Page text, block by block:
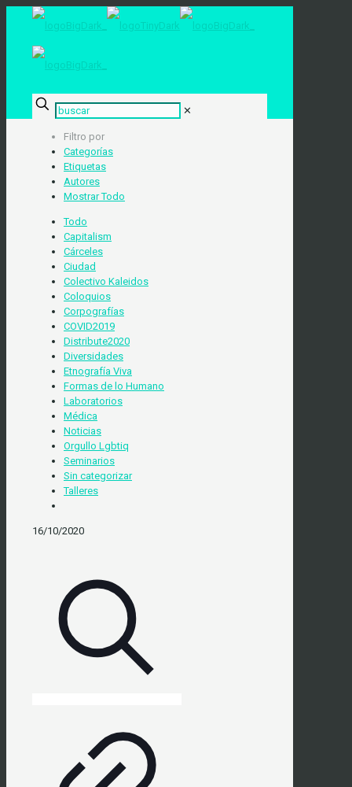
✕
Filtro por
Categorías
Etiquetas
Autores
Mostrar Todo
Todo
Capitalism
Cárceles
Ciudad
Colectivo Kaleidos
Coloquios
Corpografías
COVID2019
Distribute2020
Diversidades
Etnografía Viva
Formas de lo Humano
Laboratorios
Médica
Noticias
Orgullo Lgbtiq
Seminarios
Sin categorizar
Talleres
16/10/2020